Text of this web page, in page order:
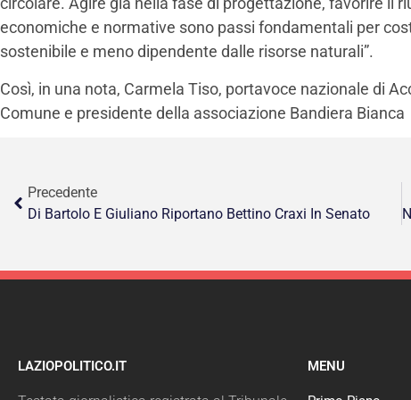
economiche e normative sono passi fondamentali per
sostenibile e meno dipendente dalle risorse naturali”.
Così, in una nota, Carmela Tiso, portavoce nazionale di
Comune e presidente della associazione Bandiera Bianca
Precedente
Di Bartolo E Giuliano Riportano Bettino Craxi In Senato
LAZIOPOLITICO.IT MENU